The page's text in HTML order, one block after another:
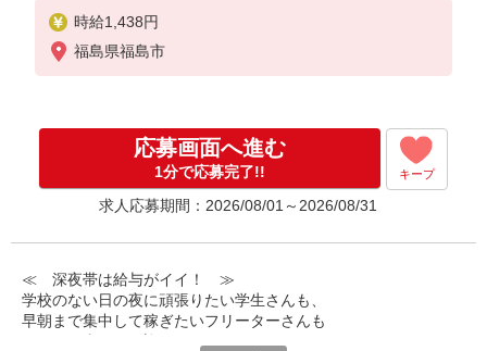
時給1,438円
福島県福島市
応募画面へ進む
1分で応募完了!! キープ
求人応募期間：2026/08/01～2026/08/31
≪ 深夜帯は給与がイイ！ ≫
学校のない日の夜に頑張りたい学生さんも、
早朝まで集中して稼ぎたいフリーターさんも